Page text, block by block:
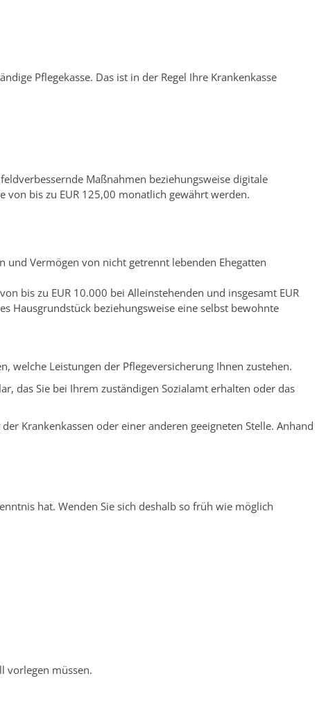
Pflegekasse. Das ist in der Regel Ihre Krankenkasse
Maßnahmen beziehungsweise digitale
von bis zu EUR 125,00 monatlich gewährt werden.
und Vermögen von nicht getrennt lebenden Ehegatten
bis zu EUR 10.000 bei Alleinstehenden und insgesamt EUR
Hausgrundstück beziehungsweise eine selbst bewohnte
welche Leistungen der Pflegeversicherung Ihnen zustehen.
das Sie bei Ihrem zuständigen Sozialamt erhalten oder das
Krankenkassen oder einer anderen geeigneten Stelle. Anhand
hat. Wenden Sie sich deshalb so früh wie möglich
vorlegen müssen.